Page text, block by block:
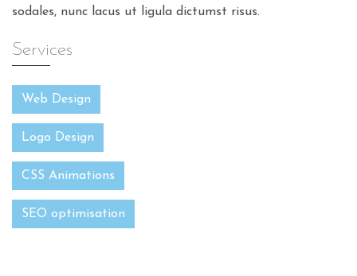
sodales, nunc lacus ut ligula dictumst risus.
Services
Web Design
Logo Design
CSS Animations
SEO optimisation